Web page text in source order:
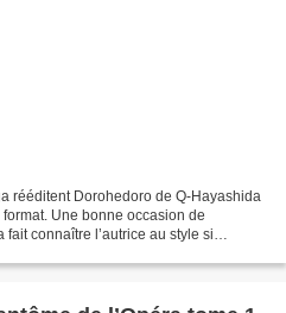
rééditent Dorohedoro de Q-Hayashida
Une bonne occasion de
connaître l’autrice au style si